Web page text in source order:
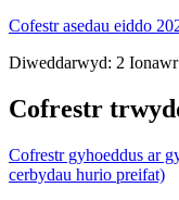
Cofestr asedau eiddo
Diweddarwyd: 2
Cofrestr
Cofrestr gyhoeddus ar
cerbydau hurio preifat)